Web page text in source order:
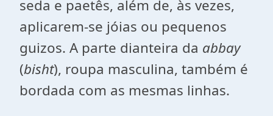
seda e paetês, além de, às vezes,
aplicarem-se jóias ou pequenos
guizos. A parte dianteira da abbay
(bisht), roupa masculina, também é
bordada com as mesmas linhas.